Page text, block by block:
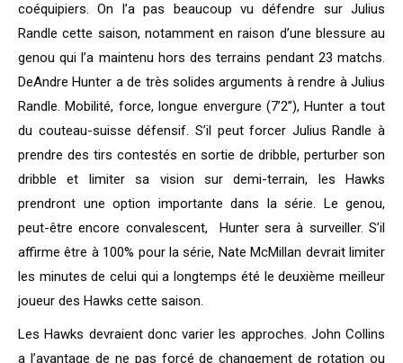
coéquipiers. On l’a pas beaucoup vu défendre sur Julius
Randle cette saison, notamment en raison d’une blessure au
genou qui l’a maintenu hors des terrains pendant 23 matchs.
DeAndre Hunter a de très solides arguments à rendre à Julius
Randle. Mobilité, force, longue envergure (7’2’’), Hunter a tout
du couteau-suisse défensif. S’il peut forcer Julius Randle à
prendre des tirs contestés en sortie de dribble, perturber son
dribble et limiter sa vision sur demi-terrain, les Hawks
prendront une option importante dans la série. Le genou,
peut-être encore convalescent, Hunter sera à surveiller. S’il
affirme être à 100% pour la série, Nate McMillan devrait limiter
les minutes de celui qui a longtemps été le deuxième meilleur
joueur des Hawks cette saison.
Les Hawks devraient donc varier les approches. John Collins
a l’avantage de ne pas forcé de changement de rotation ou